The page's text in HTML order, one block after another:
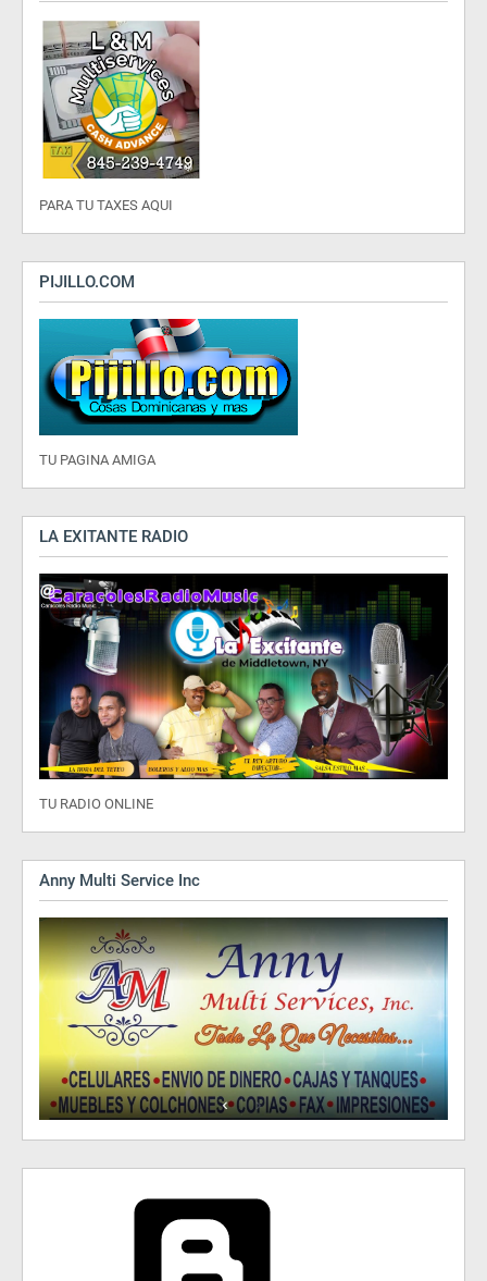
PARA TU TAXES AQUI
PIJILLO.COM
TU PAGINA AMIGA
LA EXITANTE RADIO
TU RADIO ONLINE
Anny Multi Service Inc